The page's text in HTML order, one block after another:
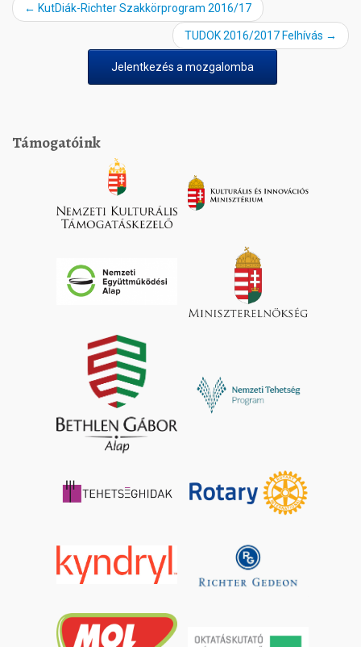
← KutDiák-Richter Szakkörprogram 2016/17
TUDOK 2016/2017 Felhívás →
Jelentkezés a mozgalomba
Támogatóink